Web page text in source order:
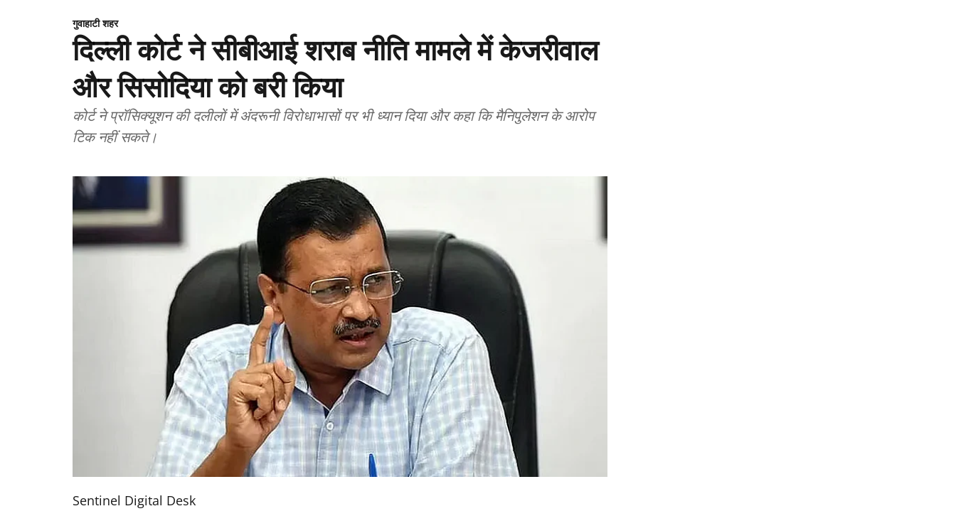
गुवाहाटी शहर
दिल्ली कोर्ट ने सीबीआई शराब नीति मामले में केजरीवाल
और सिसोदिया को बरी किया
कोर्ट ने प्रॉसिक्यूशन की दलीलों में अंदरूनी विरोधाभासों पर भी ध्यान दिया और कहा कि मैनिपुलेशन के आरोप
टिक नहीं सकते।
Sentinel Digital Desk